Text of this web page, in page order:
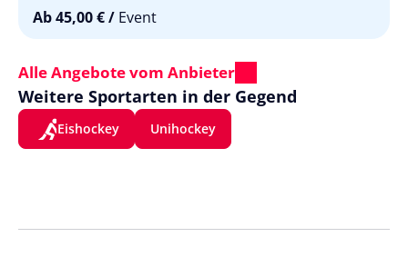
Ab 45,00 €/ Event
Alle Angebote vom Anbieter
Weitere Sportarten in der Gegend
Eishockey Unihockey